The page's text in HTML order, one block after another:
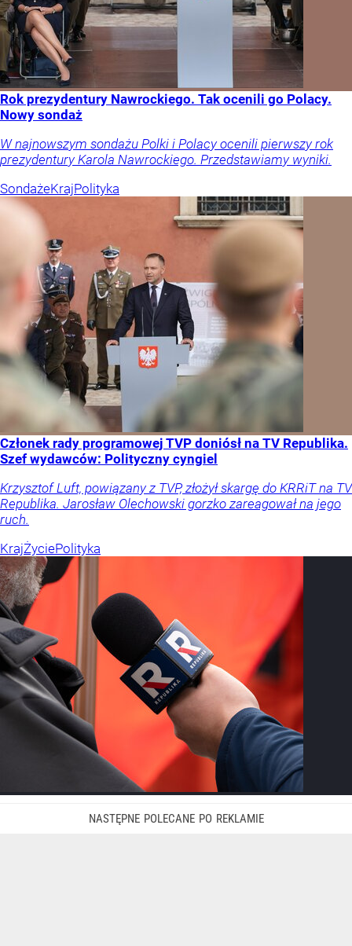
Rok prezydentury Nawrockiego. Tak ocenili go Polacy.
Nowy sondaż
W najnowszym sondażu Polki i Polacy ocenili pierwszy rok
prezydentury Karola Nawrockiego. Przedstawiamy wyniki.
SondażeKrajPolityka
Członek rady programowej TVP doniósł na TV Republika.
Szef wydawców: Polityczny cyngiel
Krzysztof Luft, powiązany z TVP, złożył skargę do KRRiT na TV
Republika. Jarosław Olechowski gorzko zareagował na jego
ruch.
KrajŻyciePolityka